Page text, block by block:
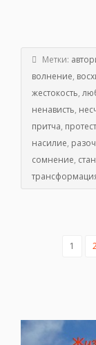
Метки:
волнение,
жестокость,
ненависть,
притча, протест
насилие,
сомнение,
1